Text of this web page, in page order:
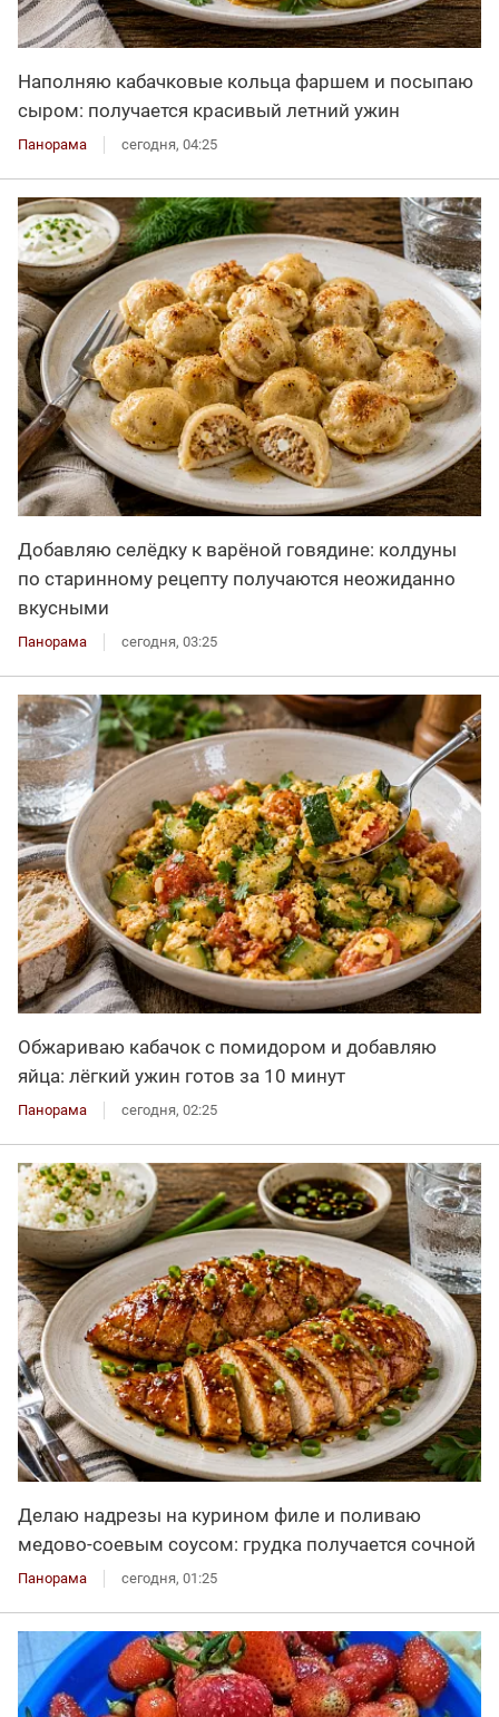
Наполняю кабачковые кольца фаршем и посыпаю
сыром: получается красивый летний ужин
Панорама сегодня, 04:25
Добавляю селёдку к варёной говядине: колдуны
по старинному рецепту получаются неожиданно
вкусными
Панорама сегодня, 03:25
Обжариваю кабачок с помидором и добавляю
яйца: лёгкий ужин готов за 10 минут
Панорама сегодня, 02:25
Делаю надрезы на курином филе и поливаю
медово-соевым соусом: грудка получается сочной
Панорама сегодня, 01:25